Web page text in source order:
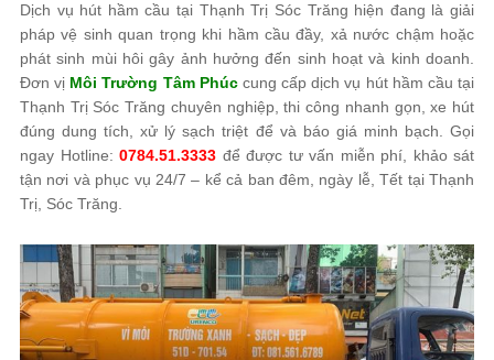
Dịch vụ hút hầm cầu tại Thạnh Trị Sóc Trăng hiện đang là giải
pháp vệ sinh quan trọng khi hầm cầu đầy, xả nước chậm hoặc
phát sinh mùi hôi gây ảnh hưởng đến sinh hoạt và kinh doanh.
Đơn vị Môi Trường Tâm Phúccung cấp dịch vụ hút hầm cầu tại
Thạnh Trị Sóc Trăng chuyên nghiệp, thi công nhanh gọn, xe hút
đúng dung tích, xử lý sạch triệt để và báo giá minh bạch. Gọi
ngay Hotline: 0784.51.3333 để được tư vấn miễn phí, khảo sát
tận nơi và phục vụ 24/7 – kể cả ban đêm, ngày lễ, Tết tại Thạnh
Trị, Sóc Trăng.